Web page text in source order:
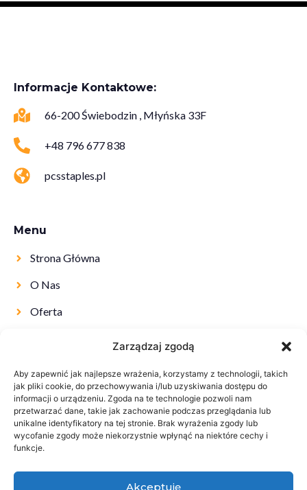
Zarządzaj zgodą
Aby zapewnić jak najlepsze wrażenia, korzystamy z technologii, takich
jak pliki cookie, do przechowywania i/lub uzyskiwania dostępu do
informacji o urządzeniu. Zgoda na te technologie pozwoli nam
przetwarzać dane, takie jak zachowanie podczas przeglądania lub
unikalne identyfikatory na tej stronie. Brak wyrażenia zgody lub
wycofanie zgody może niekorzystnie wpłynąć na niektóre cechy i
funkcje.
Akceptuję
Menu
Strona Główna
O Nas
Oferta
Informacje Kontaktowe:
66-200 Świebodzin , Młyńska 33F
+48 796 677 838
pcsstaples.pl